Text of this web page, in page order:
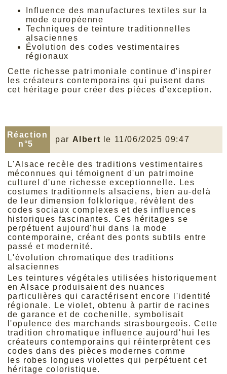
Influence des manufactures textiles sur la
mode européenne
Techniques de teinture traditionnelles
alsaciennes
Évolution des codes vestimentaires
régionaux
Cette richesse patrimoniale continue d'inspirer
les créateurs contemporains qui puisent dans
cet héritage pour créer des pièces d'exception.
Réaction
n°5
par Albert le 11/06/2025 09:47
L'Alsace recèle des traditions vestimentaires
méconnues qui témoignent d'un patrimoine
culturel d'une richesse exceptionnelle. Les
costumes traditionnels alsaciens, bien au-delà
de leur dimension folklorique, révèlent des
codes sociaux complexes et des influences
historiques fascinantes. Ces héritages se
perpétuent aujourd'hui dans la mode
contemporaine, créant des ponts subtils entre
passé et modernité.
L'évolution chromatique des traditions
alsaciennes
Les teintures végétales utilisées historiquement
en Alsace produisaient des nuances
particulières qui caractérisent encore l'identité
régionale. Le violet, obtenu à partir de racines
de garance et de cochenille, symbolisait
l'opulence des marchands strasbourgeois. Cette
tradition chromatique influence aujourd'hui les
créateurs contemporains qui réinterprètent ces
codes dans des pièces modernes comme
les robes longues violettes qui perpétuent cet
héritage coloristique.